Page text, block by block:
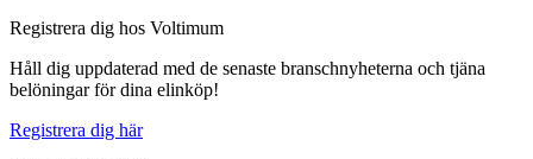
Registrera dig hos Voltimum
Håll dig uppdaterad med de senaste branschnyheterna och tjäna
belöningar för dina elinköp!
Registrera dig här